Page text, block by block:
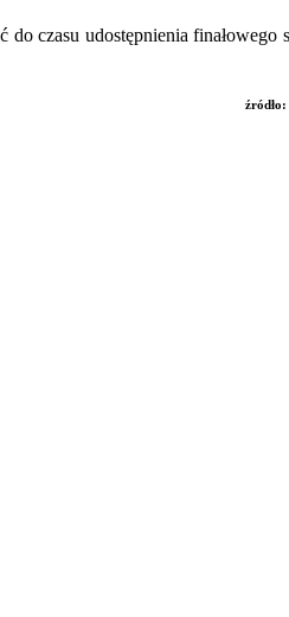
czasu udostępnienia finałowego